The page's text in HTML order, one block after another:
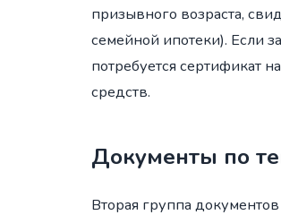
призывного возраста,
семейной ипотеки). Если
потребуется сертификат
средств.
Документы по
Вторая группа